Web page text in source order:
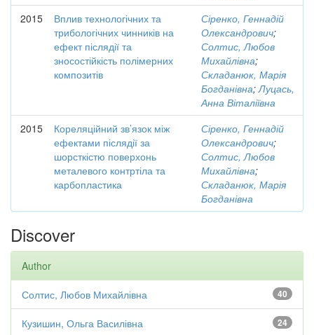
2015
Вплив технологічних та
трибологічних чинників на
ефект післядії та
зносостійкість полімерних
композитів
Сіренко, Геннадій
Олександрович;
Солтис, Любов
Михайлівна;
Складанюк, Марія
Богданівна;Луцась,
Анна Віталіївна
2015
Кореляційний зв’язок між
ефектами післядії за
шорсткістю поверхонь
металевого контртіла та
карбопластика
Сіренко, Геннадій
Олександрович;
Солтис, Любов
Михайлівна;
Складанюк, Марія
Богданівна
Discover
Author
40
Солтис, Любов Михайлівна
24
Кузишин, Ольга Василівна